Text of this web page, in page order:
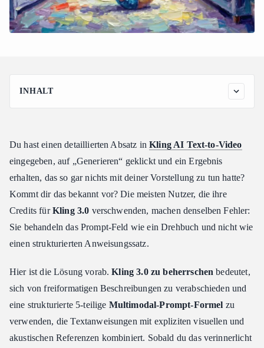
INHALT
Die einheitliche 5-Teile-Formel für High-Motion Kling AI
Optimierung von Kling AI Text-to-Video Prompts: Limits &
Multi-Shot-Narrative und der KI-Regisseur-Workflow
Zwei Modi, eine Generierung
Custom Multi-Shot
Masterclass: Elemente 3.0 für makellose Konsistenz
Wie das All-in-One Referenzsystem funktioniert
Einblendungen
Du hast einen detaillierten Absatz inKling AI Text-to-Video
eingegeben, auf „Generieren“ geklickt und ein Ergebnis
erhalten, das so gar nichts mit deiner Vorstellung zu tun hatte?
Kommt dir das bekannt vor? Die meisten Nutzer, die ihre
Credits fürKling 3.0 verschwenden, machen denselben Fehler:
Sie behandeln das Prompt-Feld wie ein Drehbuch und nicht wie
einen strukturierten Anweisungssatz.
Hier ist die Lösung vorab.Kling 3.0 zu beherrschen bedeutet,
sich von freiformatigen Beschreibungen zu verabschieden und
eine strukturierte 5-teilige Multimodal-Prompt-Formel zu
verwenden, die Textanweisungen mit expliziten visuellen und
akustischen Referenzen kombiniert. Sobald du das verinnerlicht